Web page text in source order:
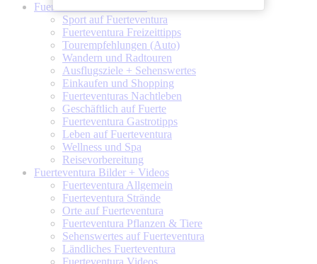
Fuerteventura
Sport auf Fuerteventura
Fuerteventura Freizeittipps
Tourempfehlungen (Auto)
Wandern und Radtouren
Ausflugsziele + Sehenswertes
Einkaufen und Shopping
Fuerteventuras Nachtleben
Geschäftlich auf Fuerte
Fuerteventura Gastrotipps
Leben auf Fuerteventura
Wellness und Spa
Reisevorbereitung
Fuerteventura Bilder + Videos
Fuerteventura Allgemein
Fuerteventura Strände
Orte auf Fuerteventura
Fuerteventura Pflanzen & Tiere
Sehenswertes auf Fuerteventura
Ländliches Fuerteventura
Fuerteventura Videos